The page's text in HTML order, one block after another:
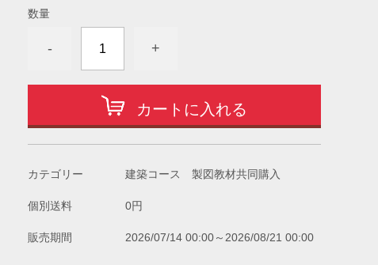
数量
- +
カートに入れる
カテゴリー 建築コース 製図教材共同購入
個別送料 0円
販売期間 2026/07/14 00:00～2026/08/21 00:00